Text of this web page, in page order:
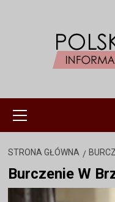
główne
STRONA GŁÓWNA
Burczenie W